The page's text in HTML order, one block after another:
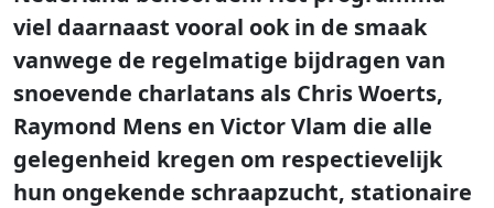
viel daarnaast vooral ook in de smaak
vanwege de regelmatige bijdragen van
snoevende charlatans als Chris Woerts,
Raymond Mens en Victor Vlam die alle
gelegenheid kregen om respectievelijk
hun ongekende schraapzucht, stationaire